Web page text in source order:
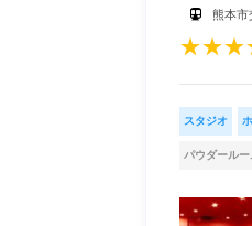
熊本市
スタジオ
パウダールー